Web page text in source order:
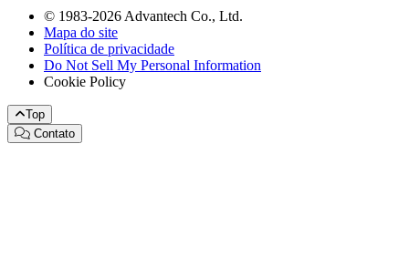
© 1983-2026 Advantech Co., Ltd.
Mapa do site
Política de privacidade
Do Not Sell My Personal Information
Cookie Policy
Top
Contato